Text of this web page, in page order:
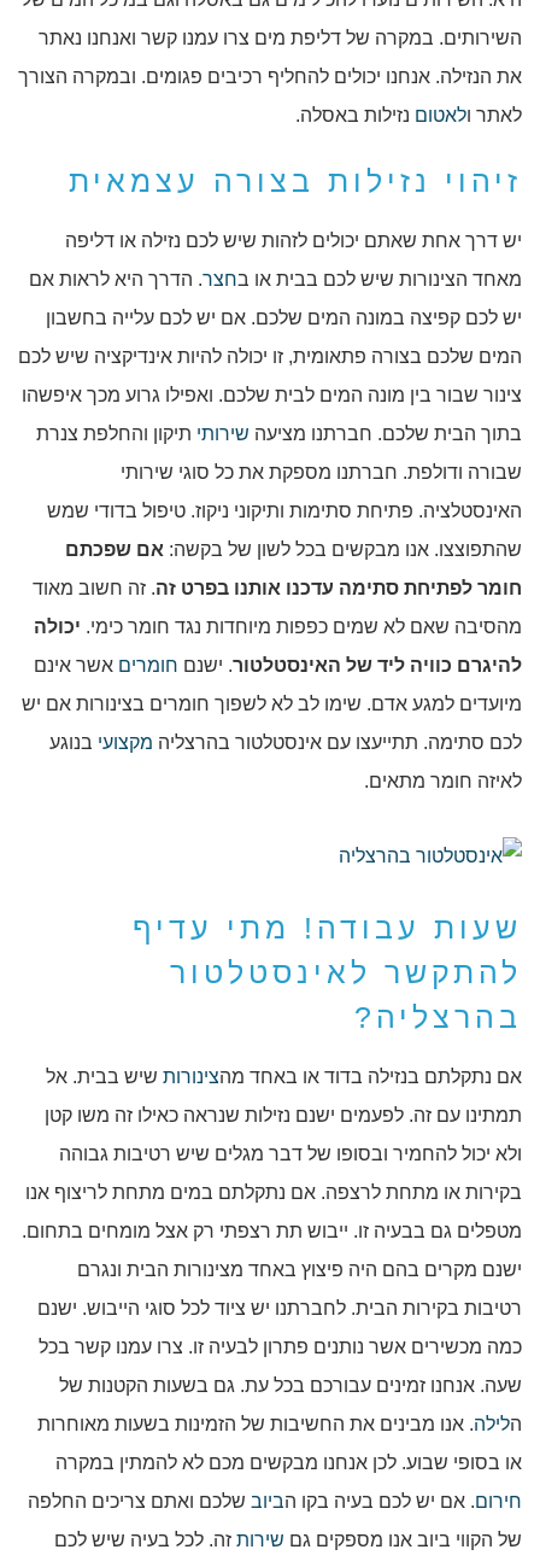
השירותים. במקרה של דליפת מים צרו עמנו קשר ואנחנו נאתר
את הנזילה. אנחנו יכולים להחליף רכיבים פגומים. ובמקרה הצורך
לאתר ולאטום נזילות באסלה.
זיהוי נזילות בצורה עצמאית
יש דרך אחת שאתם יכולים לזהות שיש לכם נזילה או דליפה
מאחד הצינורות שיש לכם בבית או בחצר. הדרך היא לראות אם
יש לכם קפיצה במונה המים שלכם. אם יש לכם עלייה בחשבון
המים שלכם בצורה פתאומית, זו יכולה להיות אינדיקציה שיש לכם
צינור שבור בין מונה המים לבית שלכם. ואפילו גרוע מכך איפשהו
בתוך הבית שלכם. חברתנו מציעה שירותי תיקון והחלפת צנרת
שבורה ודולפת. חברתנו מספקת את כל סוגי שירותי
האינסטלציה. פתיחת סתימות ותיקוני ניקוז. טיפול בדודי שמש
שהתפוצצו. אנו מבקשים בכל לשון של בקשה: אם שפכתם
חומר לפתיחת סתימה עדכנו אותנו בפרט זה. זה חשוב מאוד
מהסיבה שאם לא שמים כפפות מיוחדות נגד חומר כימי. יכולה
להיגרם כוויה ליד של האינסטלטור. ישנם חומרים אשר אינם
מיועדים למגע אדם. שימו לב לא לשפוך חומרים בצינורות אם יש
לכם סתימה. תתייעצו עם אינסטלטור בהרצליה מקצועי בנוגע
לאיזה חומר מתאים.
שעות עבודה! מתי עדיף
להתקשר לאינסטלטור
בהרצליה?
אם נתקלתם בנזילה בדוד או באחד מהצינורות שיש בבית. אל
תמתינו עם זה. לפעמים ישנם נזילות שנראה כאילו זה משו קטן
ולא יכול להחמיר ובסופו של דבר מגלים שיש רטיבות גבוהה
בקירות או מתחת לרצפה. אם נתקלתם במים מתחת לריצוף אנו
מטפלים גם בבעיה זו. ייבוש תת רצפתי רק אצל מומחים בתחום.
ישנם מקרים בהם היה פיצוץ באחד מצינורות הבית ונגרם
רטיבות בקירות הבית. לחברתנו יש ציוד לכל סוגי הייבוש. ישנם
כמה מכשירים אשר נותנים פתרון לבעיה זו. צרו עמנו קשר בכל
שעה. אנחנו זמינים עבורכם בכל עת. גם בשעות הקטנות של
הלילה. אנו מבינים את החשיבות של הזמינות בשעות מאוחרות
או בסופי שבוע. לכן אנחנו מבקשים מכם לא להמתין במקרה
חירום. אם יש לכם בעיה בקו הביוב שלכם ואתם צריכים החלפה
של הקווי ביוב אנו מספקים גם שירות זה. לכל בעיה שיש לכם